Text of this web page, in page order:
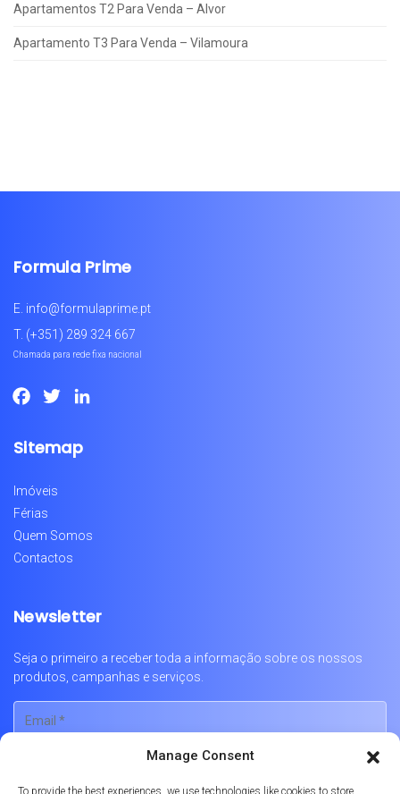
Manage Consent
To provide the best experiences, we use technologies like cookies to store
Apartamentos T2 Para Venda – Alvor
Apartamento T3 Para Venda – Vilamoura
Formula Prime
E. info@formulaprime.pt
T. (+351) 289 324 667
Chamada para rede fixa nacional
Facebook
Twitter
Sitemap
Imóveis
Férias
Quem Somos
Contactos
Newsletter
Seja o primeiro a receber toda a informação sobre os nossos
produtos, campanhas e serviços.